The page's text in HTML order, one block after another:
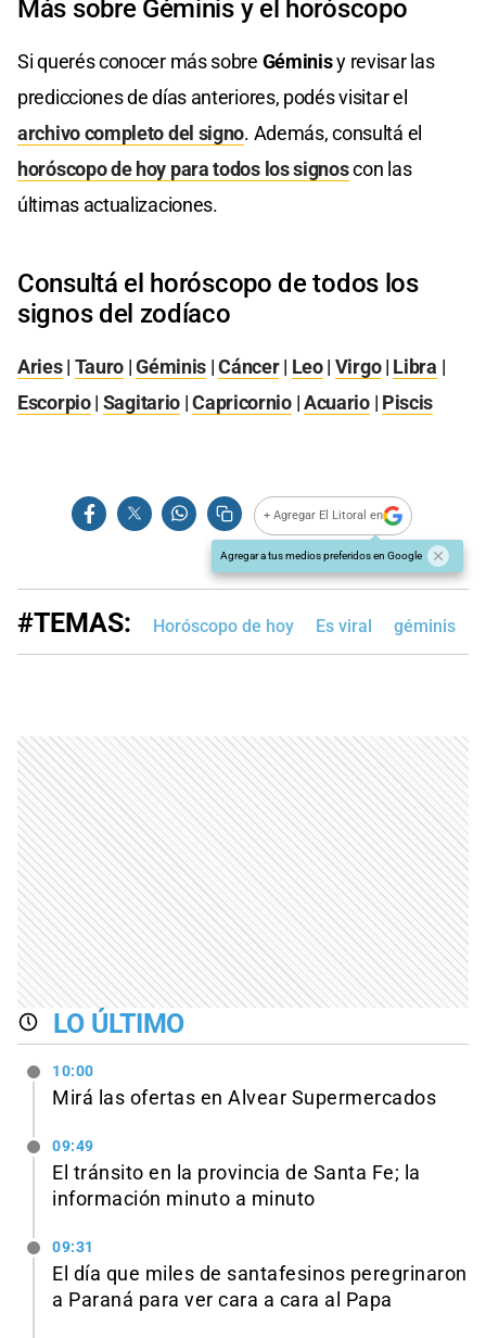
Más sobre Géminis y el horóscopo
Si querés conocer más sobre Géminisy revisar las
predicciones de días anteriores, podés visitar el
archivo completo del signo. Además, consultá el
horóscopo de hoy para todos los signoscon las
últimas actualizaciones.
Consultá el horóscopo de todos los
signos del zodíaco
Aries| Tauro |Géminis |Cáncer| Leo| Virgo| Libra |
Escorpio| Sagitario |Capricornio|Acuario| Piscis
+ Agregar El Litoral en
Agregar a tus medios preferidos en Google
#TEMAS: Horóscopo de hoy Es viral géminis
LO ÚLTIMO
10:00
Mirá las ofertas en Alvear Supermercados
09:49
El tránsito en la provincia de Santa Fe; la
información minuto a minuto
09:31
El día que miles de santafesinos peregrinaron
a Paraná para ver cara a cara al Papa